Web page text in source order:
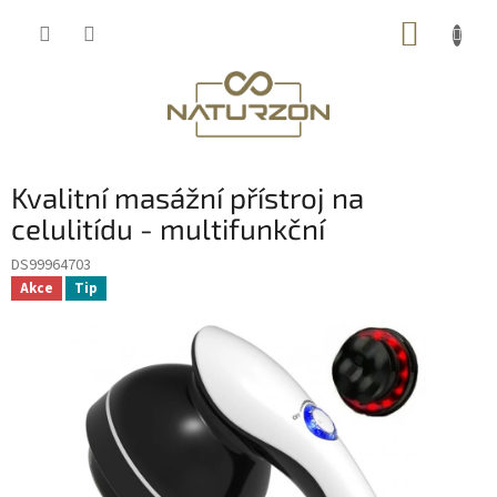
Kvalitní masážní přístroj na
celulitídu - multifunkční
DS99964703
Akce Tip